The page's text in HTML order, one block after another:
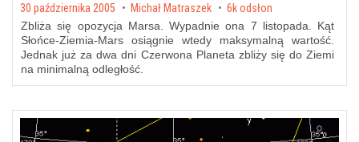
Posted on
30 października 2005 by Michał Matraszek 6k odsłon
Zbliża się opozycja Marsa. Wypadnie ona 7 listopada. Kąt
Słońce-Ziemia-Mars osiągnie wtedy maksymalną wartość.
Jednak już za dwa dni Czerwona Planeta zbliży się do Ziemi
na minimalną odległość.